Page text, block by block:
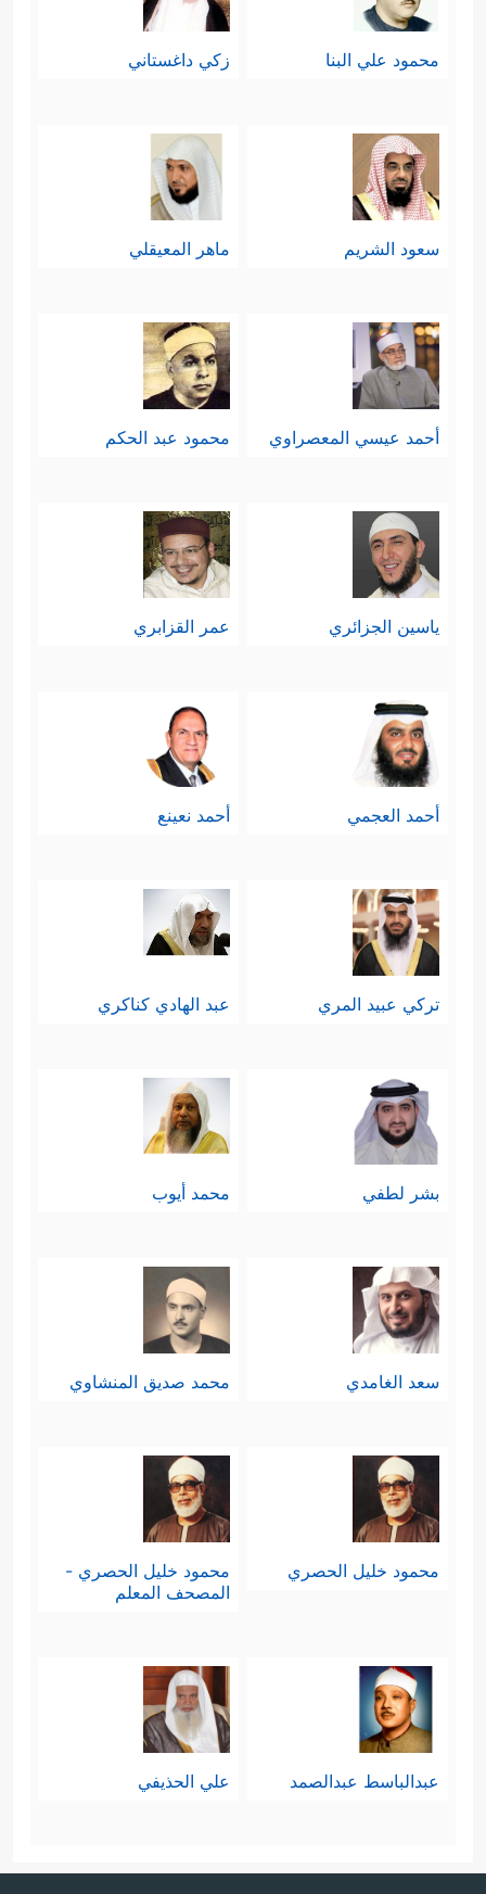
محمود علي البنا زكي داغستاني
سعود الشريم ماهر المعيقلي
أحمد عيسي المعصراوي محمود عبد الحكم
ياسين الجزائري عمر القزابري
أحمد العجمي أحمد نعينع
تركي عبيد المري عبد الهادي كناكري
بشر لطفي محمد أيوب
سعد الغامدي محمد صديق المنشاوي
محمود خليل الحصري
محمود خليل الحصري -
المصحف المعلم
عبدالباسط عبدالصمد علي الحذيفي